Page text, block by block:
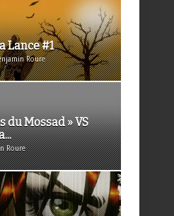
Lance #1
Roure
du Mossad » VS
Roure